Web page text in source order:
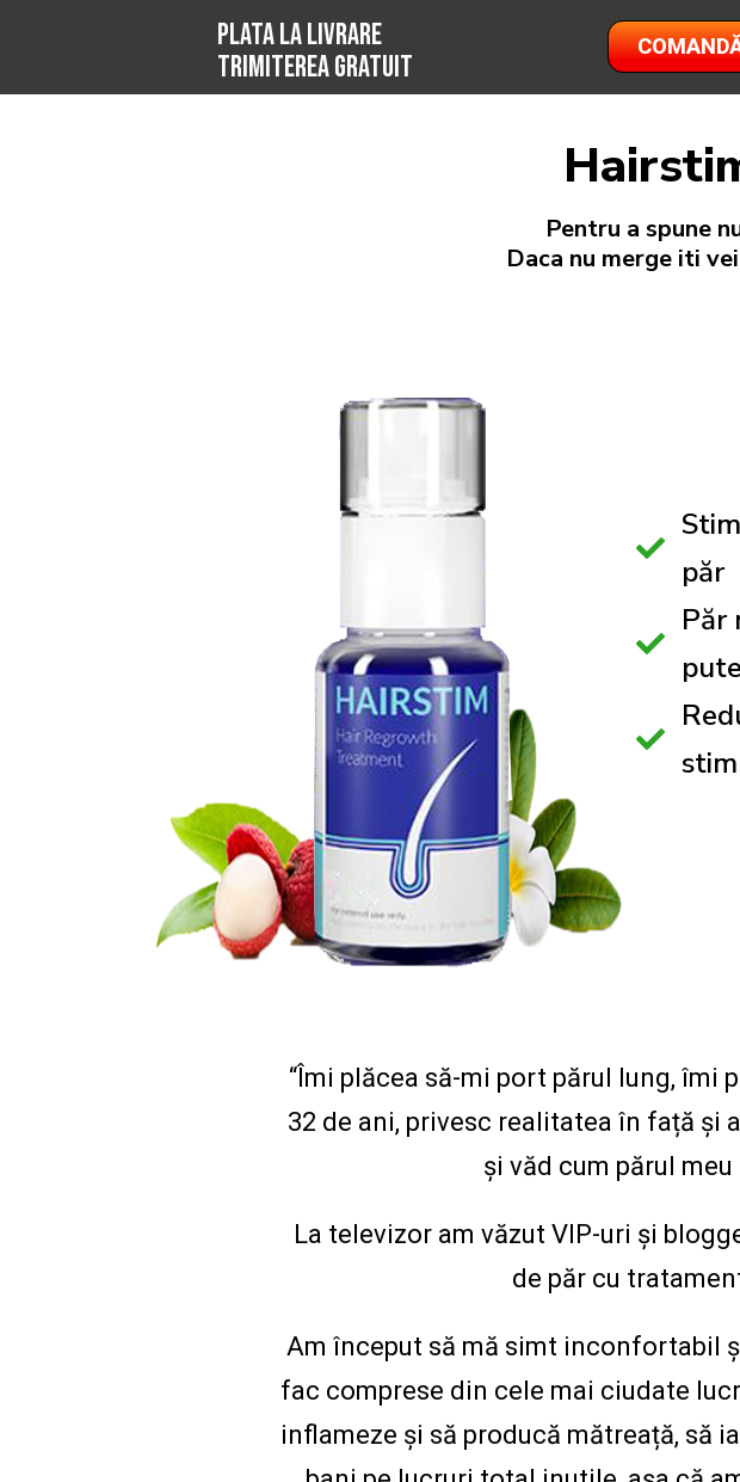
PLATA LA LIVRARE
TRIMITEREA GRATUIT
Pentru a spune
Daca nu merge iti
păr
Păr
“Îmi plăcea să-mi port părul lung, îmi
32 de ani, privesc realitatea în față și
și văd cum părul
La televizor am văzut VIP-uri și
de păr cu
Am început să mă simt inconfortabil
fac comprese din cele mai ciudate
inflameze și să producă mătreață, să